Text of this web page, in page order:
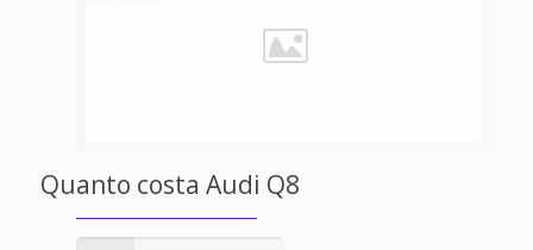
Quanto costa Audi Q8